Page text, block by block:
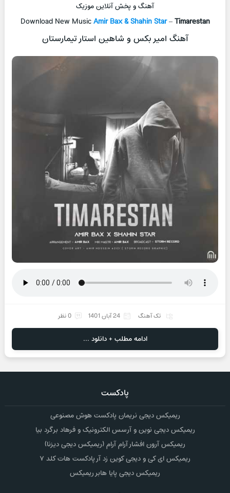
آهنگ و پخش آنلاین موزیک
Download New MusicAmir Bax & Shahin Star–Timarestan
آهنگ امیر بکس و شاهین استار تیمارستان
تک آهنگ 24 آبان 1401 0 نظر
ادامه مطلب + دانلود ...
پادکست
ریمیکس دیجی نریمان پادکست هوش مصنوعی
ریمیکس دیجی نوین و آرسس الکترونیک و فرهاد برگرد بیا
ریمیکس آرون افشار آرام آرام (ریمیکس دیجی دیزنا)
ریمیکس ای کی و دیجی کوین زد آر پادکست هات کلد ۷
ریمیکس دیجی پایا هابر ریمیکس